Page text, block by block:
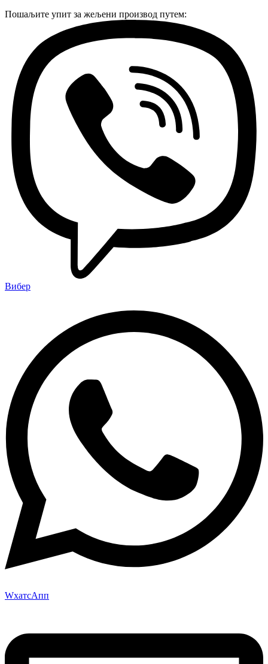
Пошаљите упит за жељени производ путем:
Вибер
WхатсАпп